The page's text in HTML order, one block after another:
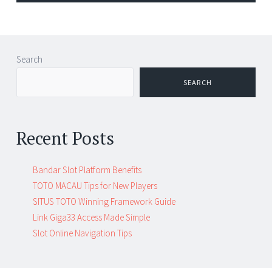
Search
SEARCH
Recent Posts
Bandar Slot Platform Benefits
TOTO MACAU Tips for New Players
SITUS TOTO Winning Framework Guide
Link Giga33 Access Made Simple
Slot Online Navigation Tips